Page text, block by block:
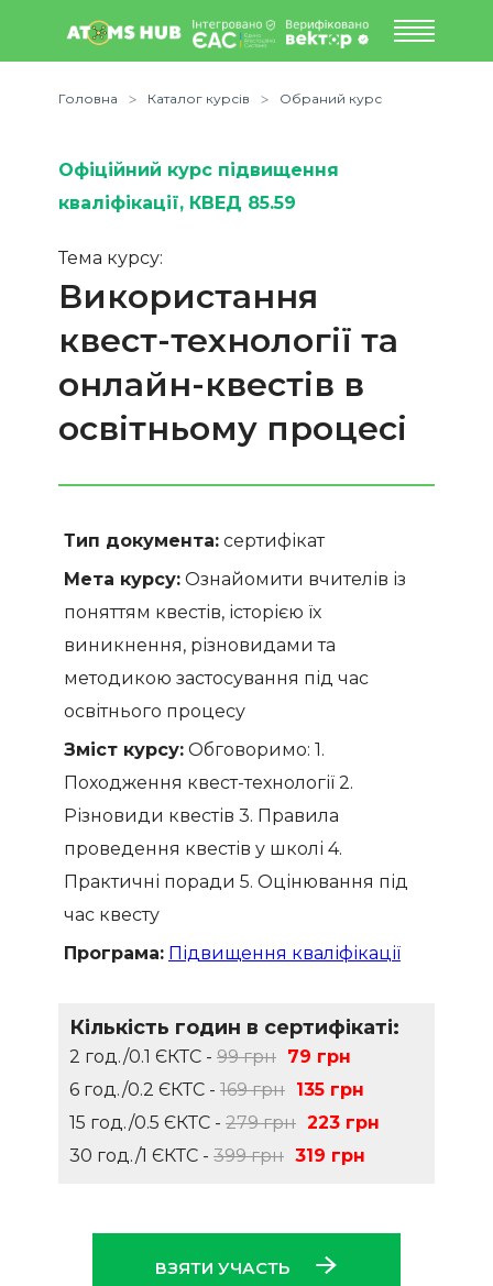
Головна Каталог курсів Обраний курс
Офіційний курс підвищення
кваліфікації, КВЕД 85.59
Тема курсу:
Використання
квест-технології та
онлайн-квестів в
освітньому процесі
Тип документа: сертифікат
Мета курсу: Ознайомити вчителів із
поняттям квестів, історією їх
виникнення, різновидами та
методикою застосування під час
освітнього процесу
Зміст курсу: Обговоримо: 1.
Походження квест-технології 2.
Різновиди квестів 3. Правила
проведення квестів у школі 4.
Практичні поради 5. Оцінювання під
час квесту
Програма: Підвищення кваліфікації
Кількість годин в сертифікаті:
2 год./0.1 ЄКТС - 99 грн 79 грн
6 год./0.2 ЄКТС - 169 грн 135 грн
15 год./0.5 ЄКТС - 279 грн 223 грн
30 год./1 ЄКТС - 399 грн 319 грн
ВЗЯТИ УЧАСТЬ